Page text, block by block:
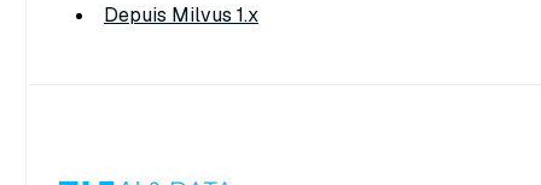
Depuis Milvus 1.x